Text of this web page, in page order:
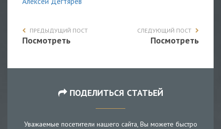
ПРЕДЫДУЩИЙ ПОСТ
Посмотреть
СЛЕДУЮЩИЙ ПОСТ
Посмотреть
ПОДЕЛИТЬСЯ СТАТЬЕЙ
Уважаемые посетители нашего сайта, Вы можете быстро